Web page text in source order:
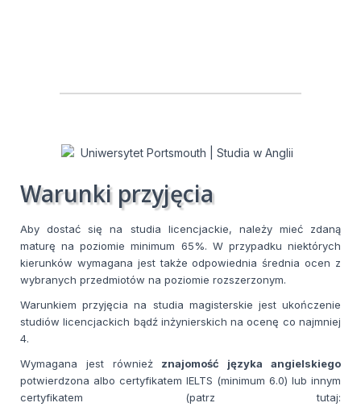
Warunki przyjęcia
Aby dostać się na studia licencjackie, należy mieć zdaną
maturę na poziomie minimum 65%. W przypadku niektórych
kierunków wymagana jest także odpowiednia średnia ocen z
wybranych przedmiotów na poziomie rozszerzonym.
Warunkiem przyjęcia na studia magisterskie jest ukończenie
studiów licencjackich bądź inżynierskich na ocenę co najmniej
4.
Wymagana jest również znajomość języka angielskiego
potwierdzona albo certyfikatem IELTS (minimum 6.0) lub innym
certyfikatem (patrz tutaj: